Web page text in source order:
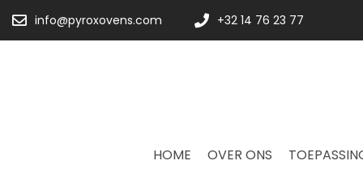
info@pyroxovens.com +32 14 76 23 77
HOME OVER ONS